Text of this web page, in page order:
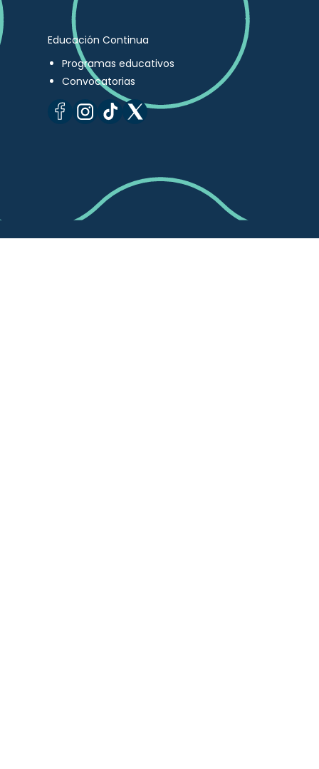
Educación Continua
Programas educativos
Convocatorias